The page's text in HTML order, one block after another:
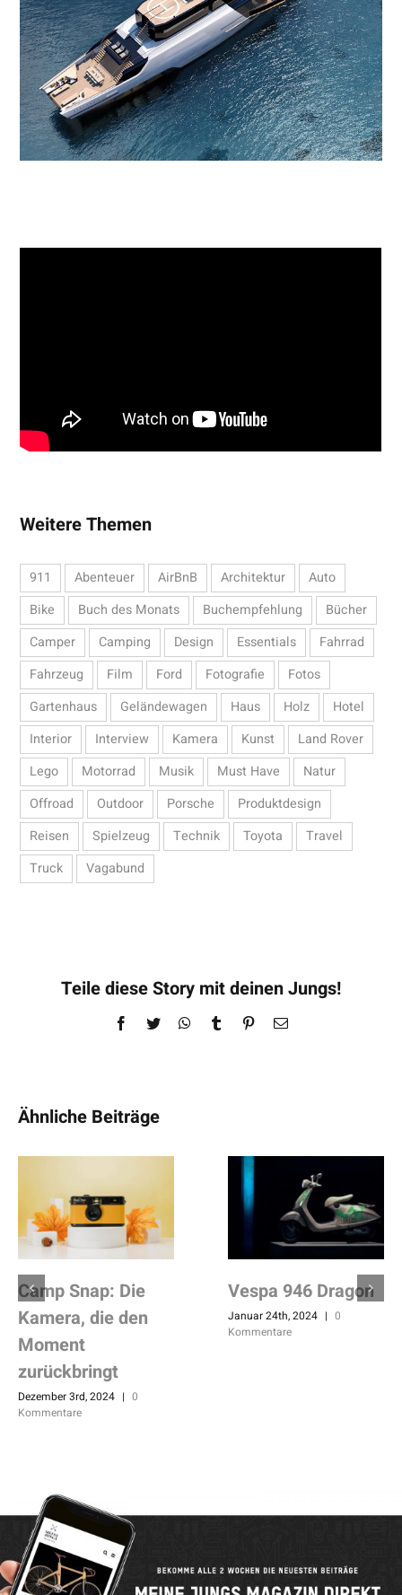
Weitere Themen
911 Abenteuer AirBnB Architektur
Auto
Bike
Buch des Monats Buchempfehlung
Bücher
Camper
Camping Design Essentials
Fahrrad
Fahrzeug
Film Ford Fotografie
Fotos
Gartenhaus
Geländewagen Haus Holz
Hotel
Interior
Interview Kamera Kunst
Land Rover
Lego
Motorrad Musik Must Have
Natur
Offroad
Outdoor Porsche
Produktdesign
Reisen
Spielzeug Technik Toyota
Travel
Truck
Vagabund
Teile diese Story mit deinen Jungs!
Facebook
Twitter WhatsApp
Tumblr Pinterest
E-
Ähnliche Beiträge
Camp Snap: Die
Kamera, die den
Moment
zurückbringt
Dezember 3rd, 2024 | 0
Kommentare
Vespa 946 Dragon
Januar 24th, 2024 | 0
Kommentare